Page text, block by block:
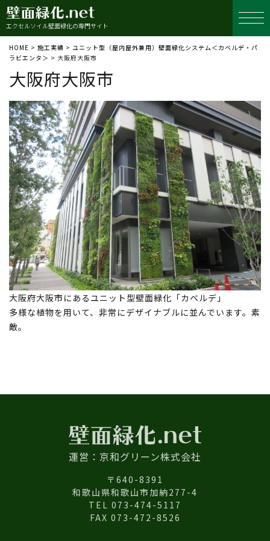
エクセルソイル壁面緑化の専門サイト
HOME > 施工実績 > ユニット型（屋内屋外兼用）壁面緑化システム＜カベルデ・パ
ラビエンタ＞ > 大阪府大阪市
大阪府大阪市
大阪府大阪市にあるユニット型壁面緑化「カベルデ」
多様な植物を用いて、非常にデザイナブルに並んでいます。素
敵。
運営：京和グリーン株式会社
〒640-8391
和歌山県和歌山市加納277-4
TEL 073-474-5117
FAX 073-472-8526